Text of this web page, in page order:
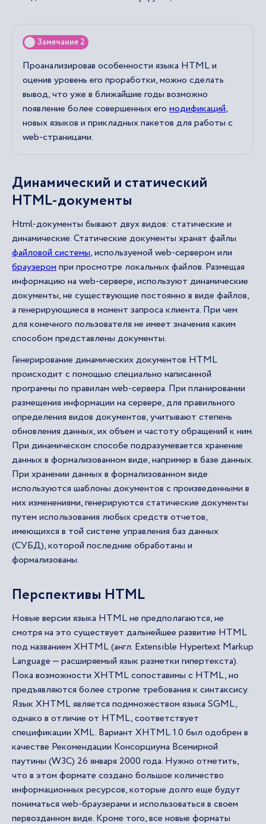
Замечание 2
Проанализировав особенности языка HTML и
оценив уровень его проработки, можно сделать
вывод, что уже в ближайшие годы возможно
появление более совершенных его модификаций,
новых языков и прикладных пакетов для работы с
web-страницами.
Динамический и статический
HTML-документы
Html-документы бывают двух видов: статические и
динамические. Статические документы хранят файлы
файловой системы, используемой web-сервером или
браузеромпри просмотре локальных файлов. Размещая
информацию на web-сервере, используют динамические
документы, не существующие постоянно в виде файлов,
а генерирующиеся в момент запроса клиента. При чем
для конечного пользователя не имеет значения каким
способом представлены документы.
Генерирование динамических документов HTML
происходит с помощью специально написанной
программы по правилам web-сервера. При планировании
размещения информации на сервере, для правильного
определения видов документов, учитывают степень
обновления данных, их объем и частоту обращений к ним.
При динамическом способе подразумевается хранение
данных в формализованном виде, например в базе данных.
При хранении данных в формализованном виде
используются шаблоны документов с произведенными в
них изменениями, генерируются статические документы
путем использования любых средств отчетов,
имеющихся в той системе управления баз данных
(СУБД), которой последние обработаны и
формализованы.
Перспективы HTML
Новые версии языка HTML не предполагаются, не
смотря на это существует дальнейшее развитие HTML
под названием XHTML (англ. Extensible Hypertext Markup
Language — расширяемый язык разметки гипертекста).
Пока возможности XHTML сопоставимы с HTML, но
предъявляются более строгие требования к синтаксису.
Язык XHTML является подмножеством языка SGML,
однако в отличие от HTML, соответствует
спецификации XML. Вариант XHTML 1.0 был одобрен в
качестве Рекомендации Консорциума Всемирной
паутины (W3C) 26 января 2000 года. Нужно отметить,
что в этом формате создано большое количество
информационных ресурсов, которые долго еще будут
пониматься web-браузерами и использоваться в своем
первозданном виде. Кроме того, все новые форматы